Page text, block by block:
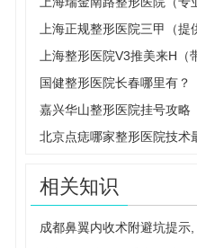
国健整形医院长春哪里有？
北京点痣哪家整形医院技术
相关知识
成都鼻翼内收术附避坑提示